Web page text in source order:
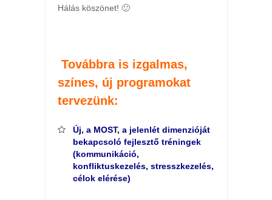
Hálás köszönet! 🙂
Továbbra is izgalmas,
színes, új programokat
tervezünk:
Új, a MOST, a jelenlét dimenzióját
bekapcsoló fejlesztő tréningek
(kommunikáció,
konfliktuskezelés, stresszkezelés,
célok elérése)